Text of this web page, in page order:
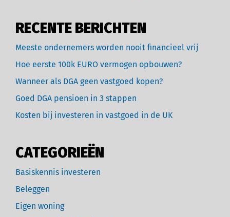
RECENTE BERICHTEN
Meeste ondernemers worden nooit financieel vrij
Hoe eerste 100k EURO vermogen opbouwen?
Wanneer als DGA geen vastgoed kopen?
Goed DGA pensioen in 3 stappen
Kosten bij investeren in vastgoed in de UK
CATEGORIEËN
Basiskennis investeren
Beleggen
Eigen woning